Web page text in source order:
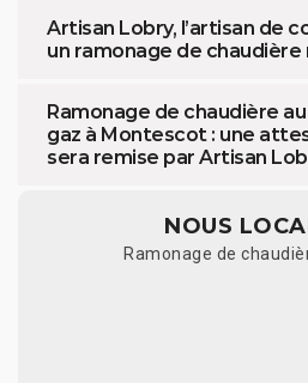
Artisan Lobry, l’artisan de
un ramonage de chaudière
Ramonage de chaudière
gaz à Montescot : une
sera remise par Artisan
NOUS
Ramonage de